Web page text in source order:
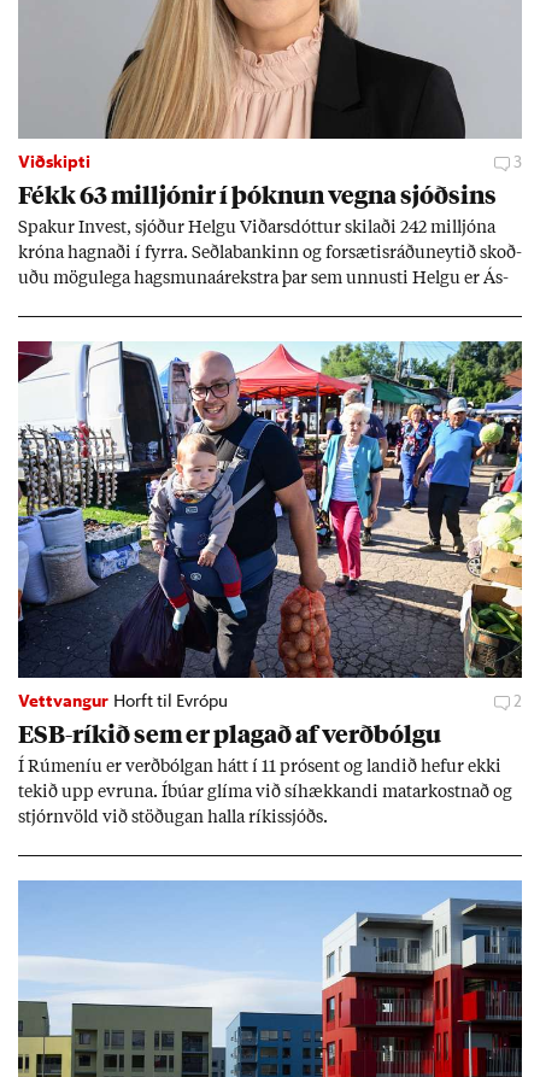
Viðskipti 3
Fékk 63 millj­ón­ir í þókn­un vegna sjóðs­ins
Spak­ur In­vest, sjóð­ur Helgu Við­ars­dótt­ur skil­aði 242 millj­óna
króna hagn­aði í fyrra. Seðla­bank­inn og for­sæt­is­ráðu­neyt­ið skoð­
uðu mögu­lega hags­muna­árekstra þar sem unnusti Helgu er Ás­
Vettvangur Horft til Evrópu 2
ESB-rík­ið sem er plag­að af verð­bólgu
Í Rúm­en­íu er verð­bólg­an hátt í 11 pró­sent og land­ið hef­ur ekki
tek­ið upp evr­una. Íbú­ar glíma við sí­hækk­andi mat­ar­kostn­að og
stjórn­völd við stöð­ug­an halla rík­is­sjóðs.